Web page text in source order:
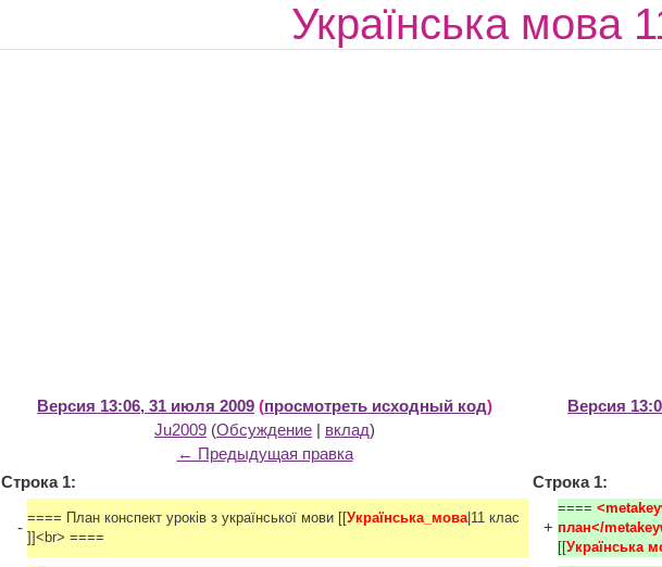
Українська мова
Версия 13:06, 31 июля 2009 (просмотреть исходный код)
Ju2009 (Обсуждение | вклад)
← Предыдущая правка
Версия
Строка 1: Строка 1:
- ==== План конспект уроків з української мови [[ Українська_мова|11 клас
]]<br> ====
+
====
план</
Українська